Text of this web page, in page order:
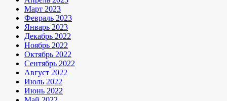
Март 2023
Февраль 2023
Январь 2023
Декабрь 2022
Ноябрь 2022
Октябрь 2022
Сентябрь 2022
Август 2022
Июль 2022
Июнь 2022